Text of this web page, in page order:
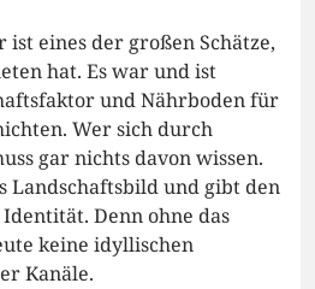
ist eines der großen Schätze,
hat. Es war und ist
und Nährboden für
Wer sich durch
gar nichts davon wissen.
Landschaftsbild und gibt den
Denn ohne das
keine idyllischen
Kanäle.